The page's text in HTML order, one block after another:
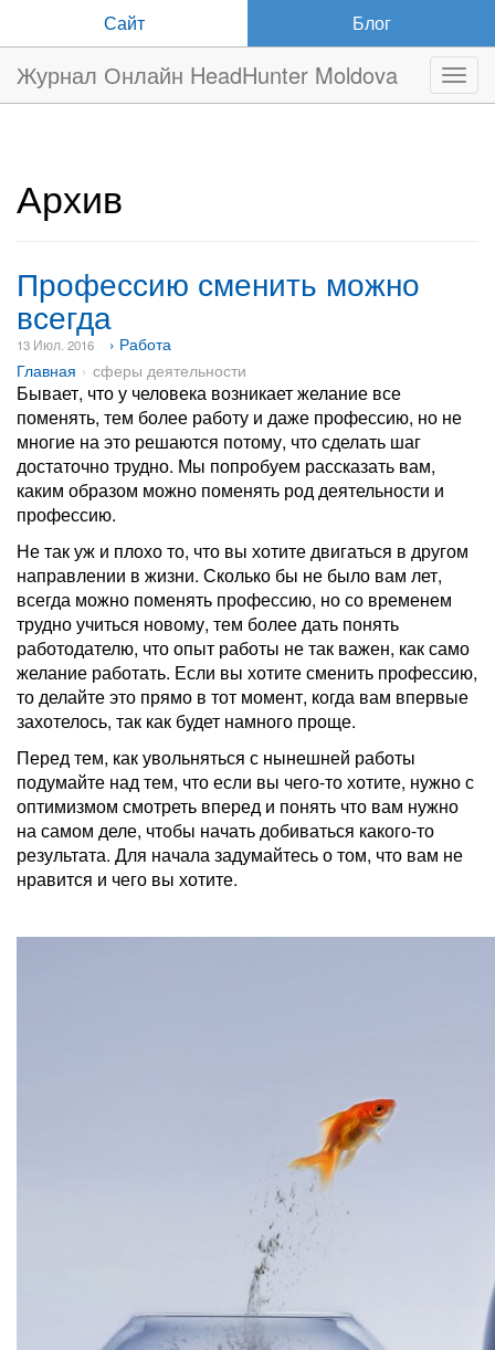
Сайт Блог
Журнал Онлайн HeadHunter Moldova
Архив
Профессию сменить можно
всегда
13 Июл. 2016
› Работа
Главная
сферы деятельности
Бывает, что у человека возникает желание все
поменять, тем более работу и даже профессию, но не
многие на это решаются потому, что сделать шаг
достаточно трудно. Мы попробуем рассказать вам,
каким образом можно поменять род деятельности и
профессию.
Не так уж и плохо то, что вы хотите двигаться в другом
направлении в жизни. Сколько бы не было вам лет,
всегда можно поменять профессию, но со временем
трудно учиться новому, тем более дать понять
работодателю, что опыт работы не так важен, как само
желание работать. Если вы хотите сменить профессию,
то делайте это прямо в тот момент, когда вам впервые
захотелось, так как будет намного проще.
Перед тем, как увольняться с нынешней работы
подумайте над тем, что если вы чего-то хотите, нужно с
оптимизмом смотреть вперед и понять что вам нужно
на самом деле, чтобы начать добиваться какого-то
результата. Для начала задумайтесь о том, что вам не
нравится и чего вы хотите.